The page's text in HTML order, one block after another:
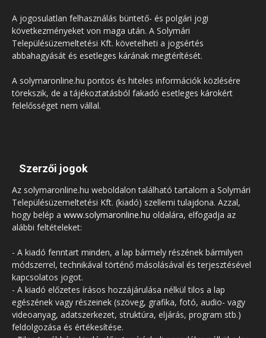
A jogosulatlan felhasználás büntető- és polgári jogi
következményeket von maga után. A Solymári
Településüzemeltetési Kft. követelheti a jogsértés
abbahagyását és esetleges kárának megtérítését.
A solymaronline.hu pontos és hiteles információk közlésére
törekszik, de a tájékoztatásból fakadó esetleges károkért
felelősséget nem vállal.
Szerzői jogok
Az solymaronline.hu weboldalon található tartalom a Solymári
Településüzemeltetési Kft. (kiadó) szellemi tulajdona. Azzal,
hogy belép a www.solymaronline.hu oldalára, elfogadja az
alábbi feltételeket:
- A kiadó fenntart minden, a lap bármely részének bármilyen
módszerrel, technikával történő másolásával és terjesztésével
kapcsolatos jogot.
- A kiadó előzetes írásos hozzájárulása nélkül tilos a lap
egészének vagy részeinek (szöveg, grafika, fotó, audio- vagy
videoanyag, adatszerkezet, struktúra, eljárás, program stb.)
feldolgozása és értékesítése.